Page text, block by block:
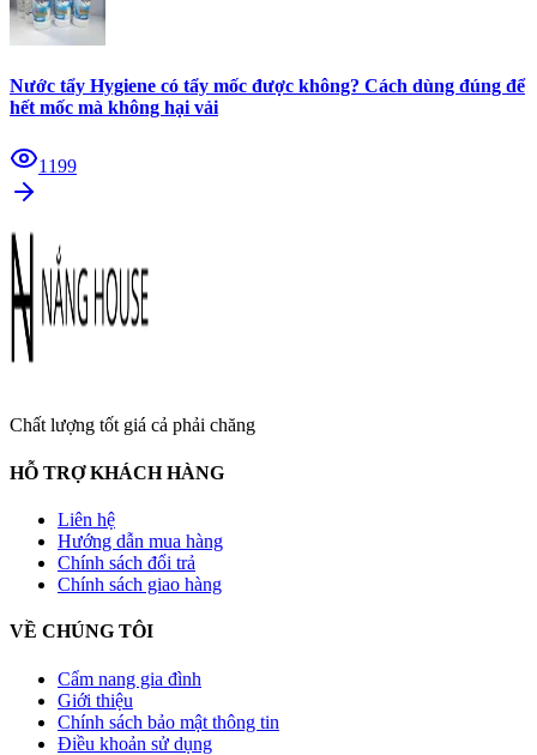
Nước tẩy Hygiene có tẩy mốc được không? Cách dùng đúng để
hết mốc mà không hại vải
1199
Chất lượng tốt giá cả phải chăng
HỖ TRỢ KHÁCH HÀNG
Liên hệ
Hướng dẫn mua hàng
Chính sách đổi trả
Chính sách giao hàng
VỀ CHÚNG TÔI
Cẩm nang gia đình
Giới thiệu
Chính sách bảo mật thông tin
Điều khoản sử dụng